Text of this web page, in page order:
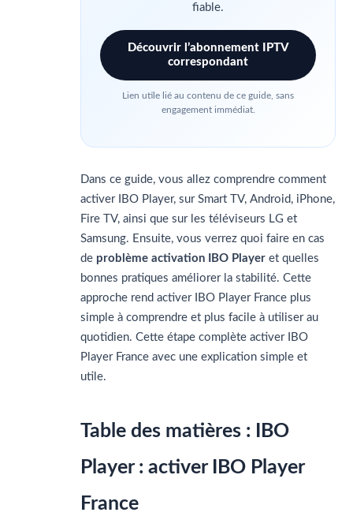
fiable.
Découvrir l’abonnement IPTV
correspondant
Lien utile lié au contenu de ce guide, sans
engagement immédiat.
Dans ce guide, vous allez comprendre comment
activer IBO Player, sur Smart TV, Android, iPhone,
Fire TV, ainsi que sur les téléviseurs LG et
Samsung. Ensuite, vous verrez quoi faire en cas
de problème activation IBO Player et quelles
bonnes pratiques améliorer la stabilité. Cette
approche rend activer IBO Player France plus
simple à comprendre et plus facile à utiliser au
quotidien.Cette étape complète activer IBO
Player France avec une explication simple et
utile.
Table des matières : IBO
Player : activer IBO Player
France